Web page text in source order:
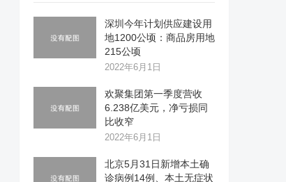
深圳今年计划供应建设用
地1200公顷：商品房用地
215公顷
2022年6月1日
欢聚集团第一季度营收
6.238亿美元，净亏损同
比收窄
2022年6月1日
北京5月31日新增本土确
诊病例14例、本土无症状